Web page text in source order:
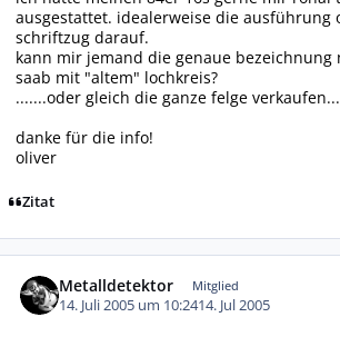
ausgestattet. idealerweise die ausführung
schriftzug darauf.
kann mir jemand die genaue
saab mit "altem" lochkreis?
.......oder gleich die ganze felge
danke für die info!
oliver
Zitat
Metalldetektor Mitglied
14. Juli 2005 um 10:2414. Jul 2005